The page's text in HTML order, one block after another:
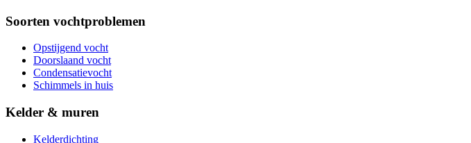
Soorten vochtproblemen
Opstijgend vocht
Doorslaand vocht
Condensatievocht
Schimmels in huis
Kelder & muren
Kelderdichting